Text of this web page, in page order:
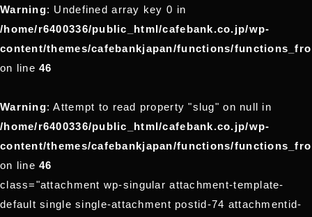
Warning: Undefined array key 0 in
/home/r6400336/public_html/cafebank.co.jp/wp-
content/themes/cafebankjapan/functions/
on line46
Warning: Attempt to read property "slug" on null in
/home/r6400336/public_html/cafebank.co.jp/wp-
content/themes/cafebankjapan/functions/
on line46
class="attachment wp-singular attachment-template-
default single single-attachment postid-74 attachmentid-